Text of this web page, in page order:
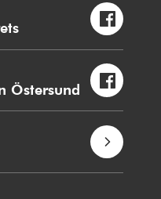
Östersund